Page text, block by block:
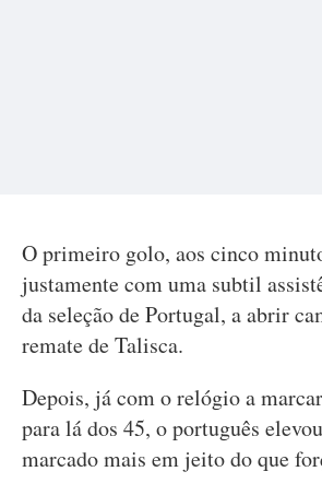
O primeiro golo, aos cinco
justamente com uma subtil
da seleção de Portugal, a abrir
remate de Talisca.
Depois, já com o relógio a
para lá dos 45, o português
marcado mais em jeito do que